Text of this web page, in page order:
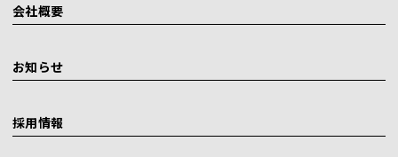
会社概要
お知らせ
採用情報